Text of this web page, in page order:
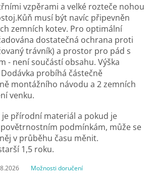
Možnosti doručení
vzpěrami a velké rozteče nohou
musí být navíc připevněn
zemních kotev. Pro optimální
dostatečná ochrana proti
trávník) a prostor pro pád s
- není součástí obsahu. Výška
probíhá částečně
montážního návodu a 2 zemních
venku.
je přírodní materiál a pokud je
podmínkám, může se
v průběhu času měnit.
1,5 roku.